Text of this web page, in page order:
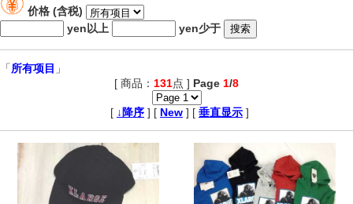
价格 (含税)
yen以上
yen少于
「所有项目 」
[ 商品： 131点 ] Page 1/8
[ ↓降序 ] [ New ] [ 垂直显示 ]